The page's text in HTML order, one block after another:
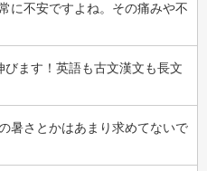
に不安ですよね。その痛みや不
ます！英語も古文漢文も長文
暑さとかはあまり求めてないで